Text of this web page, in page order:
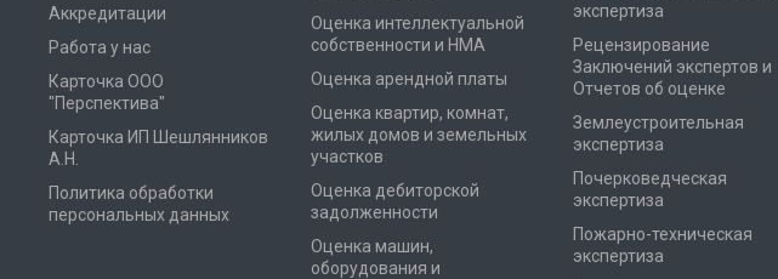
Аккредитации
Работа у нас
Карточка ООО
"Перспектива"
Карточка ИП Шешлянников
А.Н.
Политика обработки
персональных данных
Оценка интеллектуальной
собственности и НМА
Оценка арендной платы
Оценка квартир, комнат,
жилых домов и земельных
участков
Оценка дебиторской
задолженности
Оценка машин,
оборудования и
экспертиза
Рецензирование
Заключений экспертов и
Отчетов об оценке
Землеустроительная
экспертиза
Почерковедческая
экспертиза
Пожарно-техническая
экспертиза